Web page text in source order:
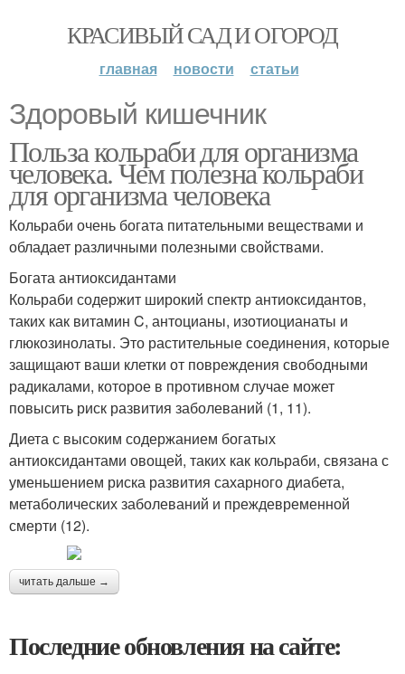
КРАСИВЫЙ САД И ОГОРОД
главная новости статьи
Здоровый кишечник
Польза кольраби для организма
человека. Чем полезна кольраби
для организма человека
Кольраби очень богата питательными веществами и
обладает различными полезными свойствами.
Богата антиоксидантами
Кольраби содержит широкий спектр антиоксидантов,
таких как витамин C, антоцианы, изотиоцианаты и
глюкозинолаты. Это растительные соединения, которые
защищают ваши клетки от повреждения свободными
радикалами, которое в противном случае может
повысить риск развития заболеваний (1, 11).
Диета с высоким содержанием богатых
антиоксидантами овощей, таких как кольраби, связана с
уменьшением риска развития сахарного диабета,
метаболических заболеваний и преждевременной
смерти (12).
читать дальше →
Последние обновления на сайте: